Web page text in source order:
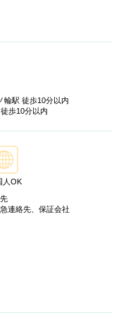
輪駅 徒歩10分以内
歩10分以内
人OK
連絡先、保証会社